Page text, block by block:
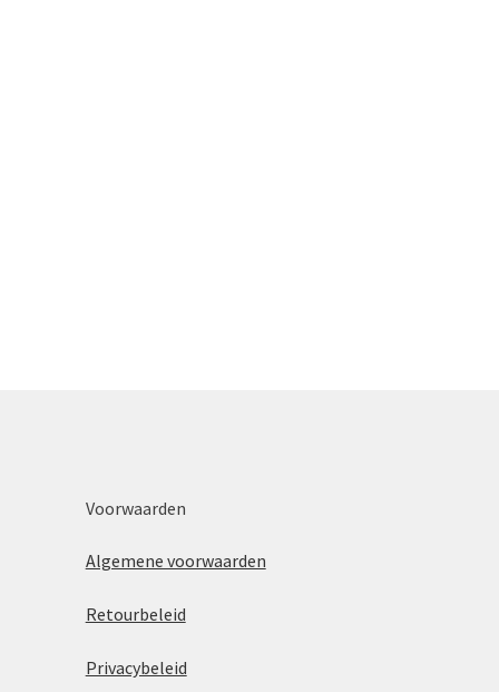
Voorwaarden
Algemene voorwaarden
Retourbeleid
Privacybeleid